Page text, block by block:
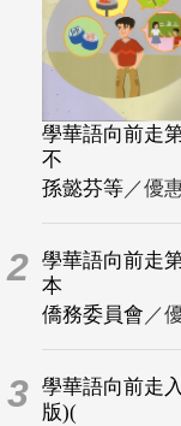
學華語向前走
不
孫懿芬等／優
2 學華語向前走
本
僑務委員會 ／
3 學華語向前走
版)(